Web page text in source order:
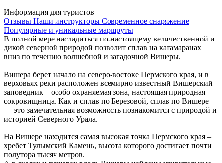
Информация для туристов
Отзывы Наши инструкторы Современное снаряжение
Популярные и уникальные маршруты
В полной мере насладиться по-настоящему величественной и
дикой северной природой позволит сплав на катамаранах
вниз по течению волшебной и загадочной Вишеры.
Вишера берет начало на северо-востоке Пермского края, и в
верховьях реки расположен всемирно известный Вишерский
заповедник – особо охраняемая зона, настоящая природная
сокровищница. Как и сплав по Березовой, сплав по Вишере
— это замечательная возможность познакомится с природой и
историей Северного Урала.
На Вишере находится самая высокая точка Пермского края –
хребет Тулымский Камень, высота которого достигает почти
полутора тысяч метров.